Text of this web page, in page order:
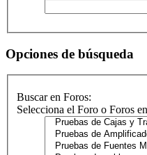
Opciones de búsqueda
Buscar en Foros:
Selecciona el Foro o Foros